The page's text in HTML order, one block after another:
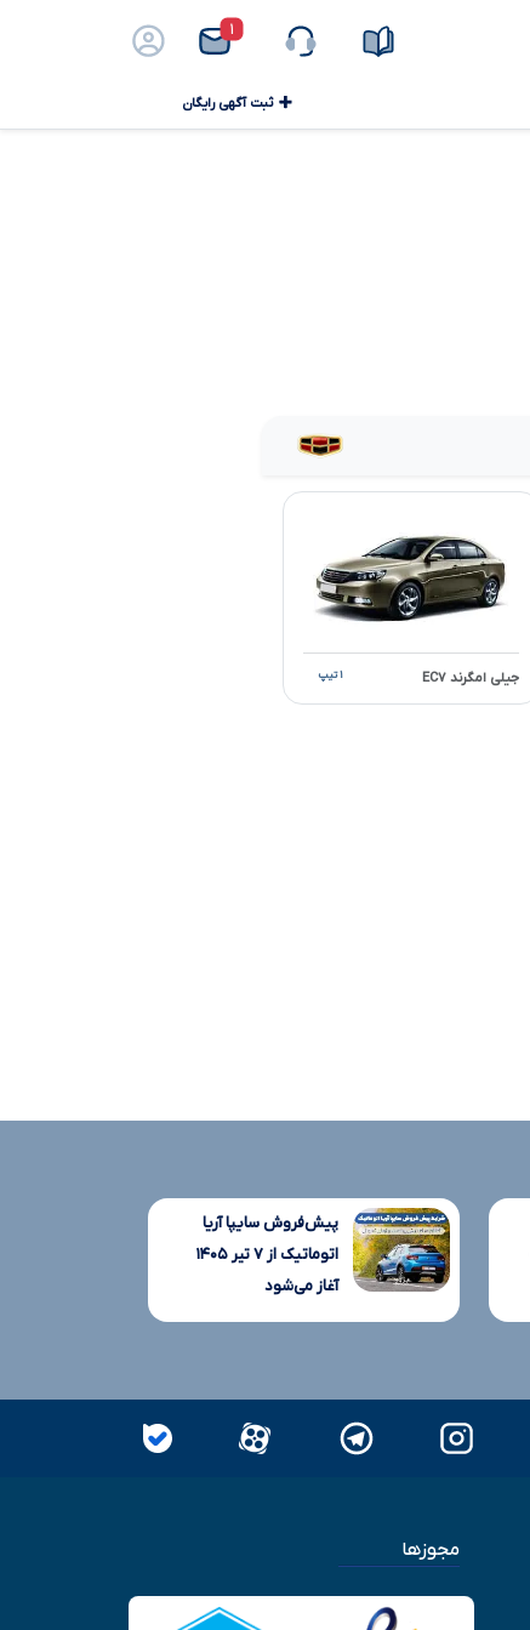
۱
ثبت آگهی رایگان
جیلی امگرند EC۷ ۱ تیپ
پیش‌فروش سایپا آریا
اتوماتیک از ۷ تیر ۱۴۰۵
آغاز می‌شود
مجوزها